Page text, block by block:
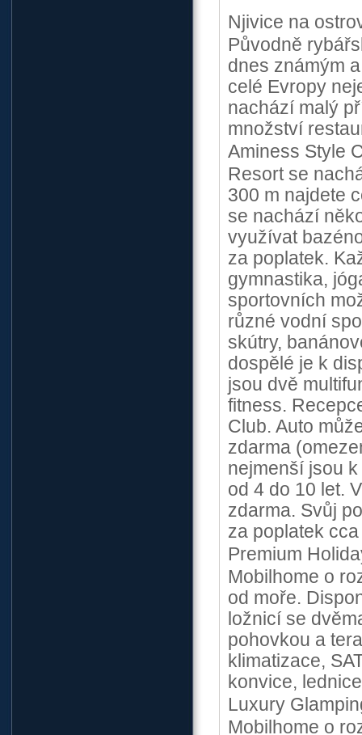
Njivice na
Původně
dnes známým
celé Evropy
nachází malý
množství
Aminess Style
Resort se
300 m najdete
se nachází
využívat
za poplatek.
gymnastika,
sportovních
různé vodní
skútry,
dospělé je k
jsou dvě
fitness.
Club. Auto
zdarma
nejmenší jsou
od 4 do 10 let.
zdarma. Svůj
za poplatek
Premium
Mobilhome o
od moře.
ložnicí se
pohovkou a
klimatizace,
konvice,
Luxury
Mobilhome o